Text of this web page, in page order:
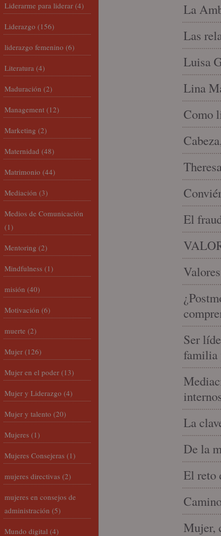
La
Las
Luisa
Lina
Como
El
Ser
familia
La
De la
El reto
Mujer,
Liderarme para liderar (4)
Liderazgo (156)
liderazgo femenino (6)
Literatura (4)
Maduración (2)
Management (12)
Marketing (2)
Maternidad (48)
Matrimonio (44)
Mediación (3)
Medios de Comunicación
(1)
Mentoring (2)
Mindfulness (1)
misión (40)
Motivación (6)
muerte (2)
Mujer (126)
Mujer en el poder (13)
Mujer y Liderazgo (4)
Mujer y talento (20)
Mujeres (1)
Mujeres Consejeras (1)
mujeres directivas (2)
mujeres en consejos de
administración (5)
Mundo digital (4)